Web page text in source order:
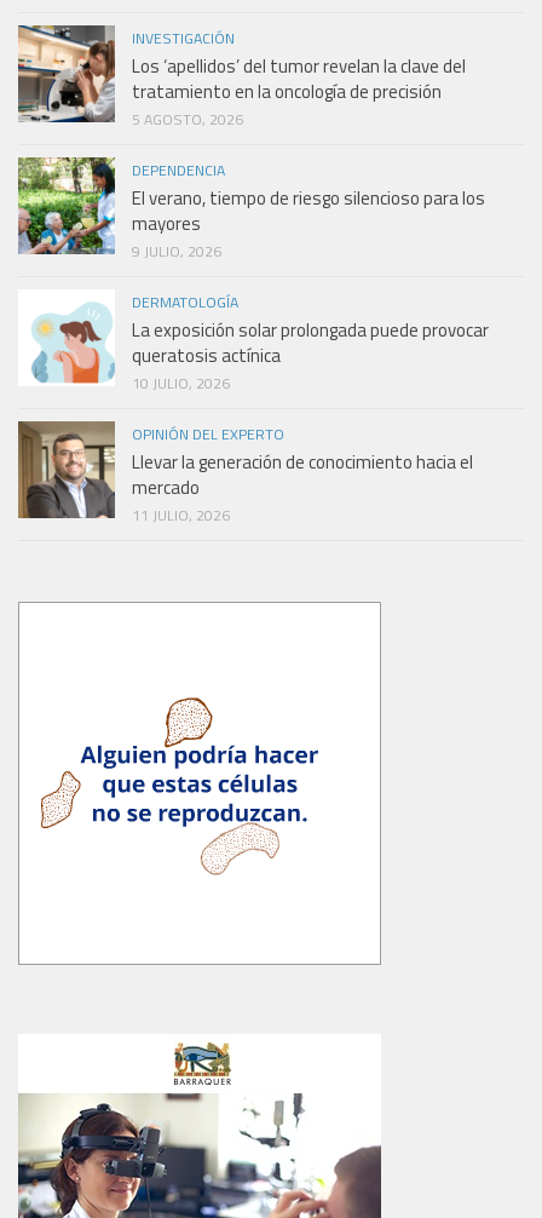
INVESTIGACIÓN
Los ‘apellidos’ del tumor revelan la clave del
tratamiento en la oncología de precisión
5 AGOSTO, 2026
DEPENDENCIA
El verano, tiempo de riesgo silencioso para los
mayores
9 JULIO, 2026
DERMATOLOGÍA
La exposición solar prolongada puede provocar
queratosis actínica
10 JULIO, 2026
OPINIÓN DEL EXPERTO
Llevar la generación de conocimiento hacia el
mercado
11 JULIO, 2026